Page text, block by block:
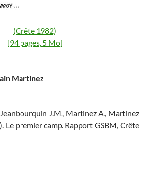
(Crête 1982)
[94 pages, 5 Mo]
Martinez
J.M., Martinez A., Martinez
Le premier camp. Rapport GSBM, Crête